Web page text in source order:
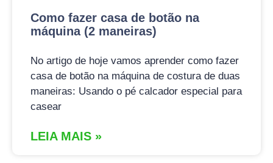
Como fazer casa de botão na
máquina (2 maneiras)
No artigo de hoje vamos aprender como fazer
casa de botão na máquina de costura de duas
maneiras: Usando o pé calcador especial para
casear
LEIA MAIS »